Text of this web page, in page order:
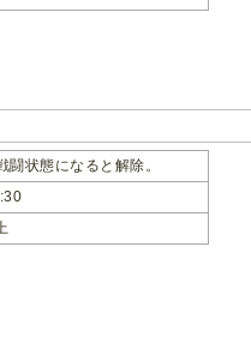
状態になると解除。